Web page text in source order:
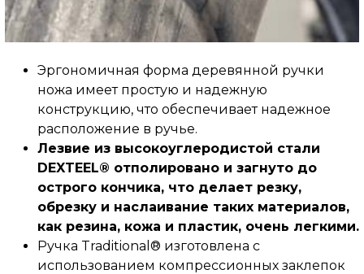
Эргономичная форма деревянной ручки
ножа имеет простую и надежную
конструкцию, что обеспечивает надежное
расположение в ручье.
Лезвие из высокоуглеродистой стали
DEXTEEL® отполировано и загнуто до
острого кончика, что делает резку,
обрезку и наслаивание таких материалов,
как резина, кожа и пластик, очень легкими.
Ручка Traditional® изготовлена с
использованием компрессионных заклепок